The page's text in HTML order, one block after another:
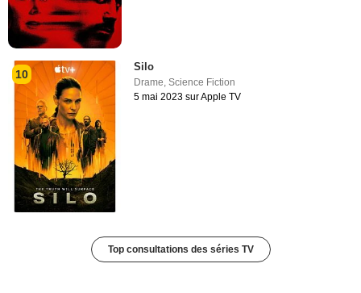
10
Silo
Drame,Science Fiction
5 mai 2023 sur Apple TV
Top consultations des séries TV